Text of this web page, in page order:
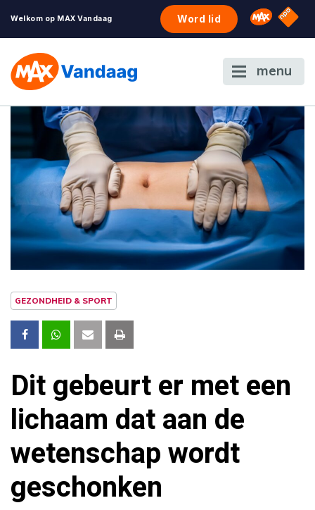
Welkom op MAX Vandaag Word lid Omroep
NPO
menu
GEZONDHEID & SPORT
Dit gebeurt er met een
lichaam dat aan de
wetenschap wordt
geschonken